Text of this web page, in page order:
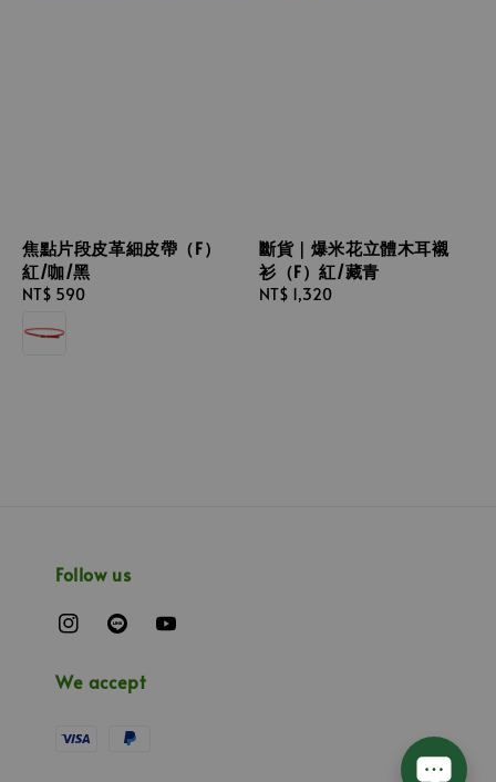
焦點片段皮革細皮帶（F）
紅/咖/黑
Regular
NT$ 590
斷貨｜爆米花立體木耳襯
衫（F）紅/藏青
Regular
NT$ 1,320
Follow us
We accept